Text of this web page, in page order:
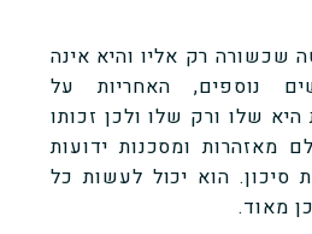
רק אליו והיא אינה
נוספים, האחריות על
שלו ורק שלו ולכן זכותו
מאזהרות ומסכנות ידועות
סיכון. הוא יכול לעשות כל
מאוד.